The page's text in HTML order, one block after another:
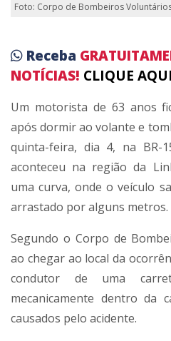
Foto: Corpo de Bombeiros
Receba
NOTÍCIAS! CLIQUE AQUI
Um motorista de 63 anos
após dormir ao volante e
quinta-feira, dia 4, na BR-
aconteceu na região da
uma curva, onde o veículo
arrastado por alguns metros.
Segundo o Corpo de
ao chegar ao local da
condutor de uma
mecanicamente dentro da
causados pelo acidente.